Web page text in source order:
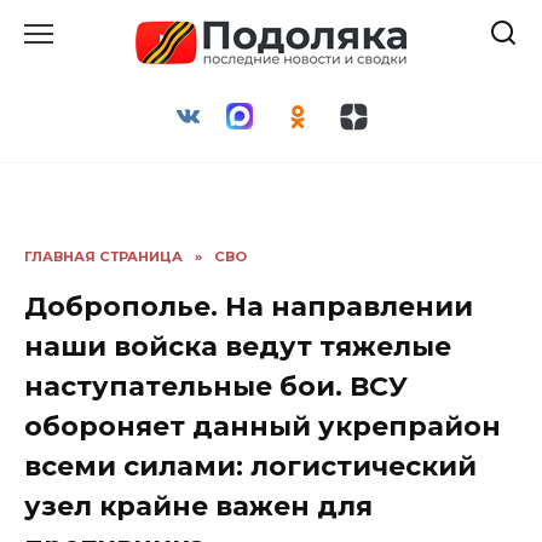
ГЛАВНАЯ СТРАНИЦА » СВО
Доброполье. На направлении
наши войска ведут тяжелые
наступательные бои. ВСУ
обороняет данный укрепрайон
всеми силами: логистический
узел крайне важен для